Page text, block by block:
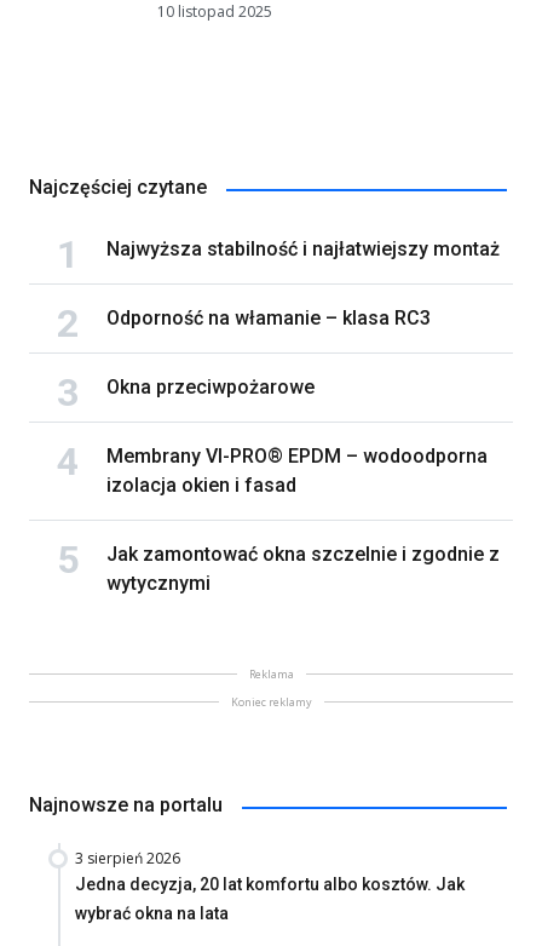
10 listopad 2025
Najczęściej czytane
Najwyższa stabilność i najłatwiejszy montaż
Odporność na włamanie – klasa RC3
Okna przeciwpożarowe
Membrany VI-PRO® EPDM – wodoodporna
izolacja okien i fasad
Jak zamontować okna szczelnie i zgodnie z
wytycznymi
Reklama
Koniec reklamy
Najnowsze na portalu
3 sierpień 2026
Jedna decyzja, 20 lat komfortu albo kosztów. Jak
wybrać okna na lata